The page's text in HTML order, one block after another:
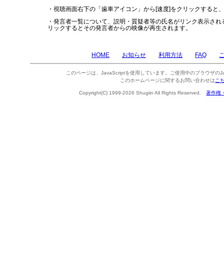
・視聴画面右下の「歯車アイコン」から[速度]をクリックすると
・発言者一覧について、説明・質疑者等の氏名がリンク表示さ
リックするとその発言者からの映像が再生されます。
HOME お知らせ 利用方法 FAQ
このページは、JavaScriptを使用しています。ご使用中のブラウザの
このホームページに関するお問い合わせは こ
Copyright(C) 1999-2026 Shugiin All Rights Reserved. 著作権